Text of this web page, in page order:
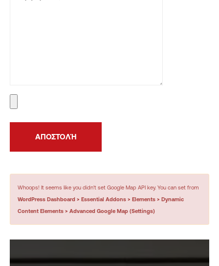
Whoops! It seems like you didn't set Google Map API key. You can set from
WordPress Dashboard > Essential Addons > Elements > Dynamic
Content Elements > Advanced Google Map (Settings)